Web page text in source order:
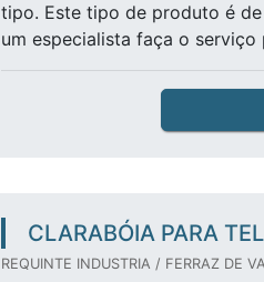
tipo. Este tipo de produto é
um especialista faça o serviço
CLARABÓIA PARA
REQUINTE INDUSTRIA / FERRAZ DE